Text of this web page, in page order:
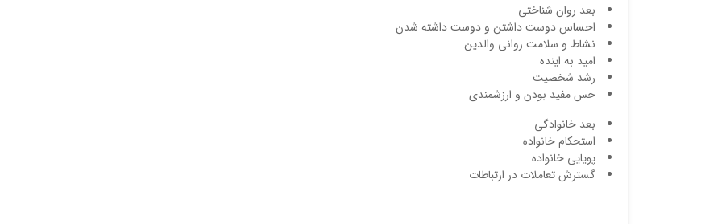
بعد روان شناختی
احساس دوست داشتن و دوست داشته شدن
نشاط و سلامت روانی والدین
امید به اینده
رشد شخصیت
حس مفید بودن و ارزشمندی
بعد خانوادگی
استحکام خانواده
پویایی خانواده
گسترش تعاملات در ارتباطات